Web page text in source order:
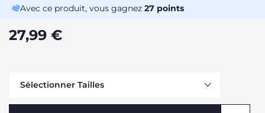
Avec ce produit, vous gagnez 27 points
27,99 €
Sélectionner Tailles